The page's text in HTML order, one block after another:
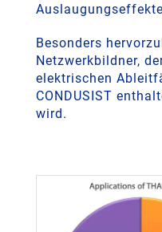
Besonders
Netzwerkbildner,
elektrischen
CONDUSIST
wird.